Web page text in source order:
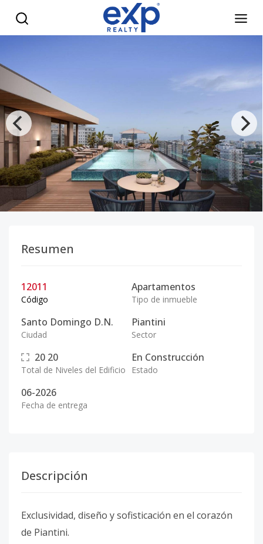
Resumen
12011
Código
Apartamentos
Tipo de inmueble
Santo Domingo D.N.
Ciudad
Piantini
Sector
20 20
Total de Niveles del Edificio
En Construcción
Estado
06-2026
Fecha de entrega
Descripción
Exclusividad, diseño y sofisticación en el corazón
de Piantini.
Apartamentos de Lujo en Piantini con Piscina Rooftop y